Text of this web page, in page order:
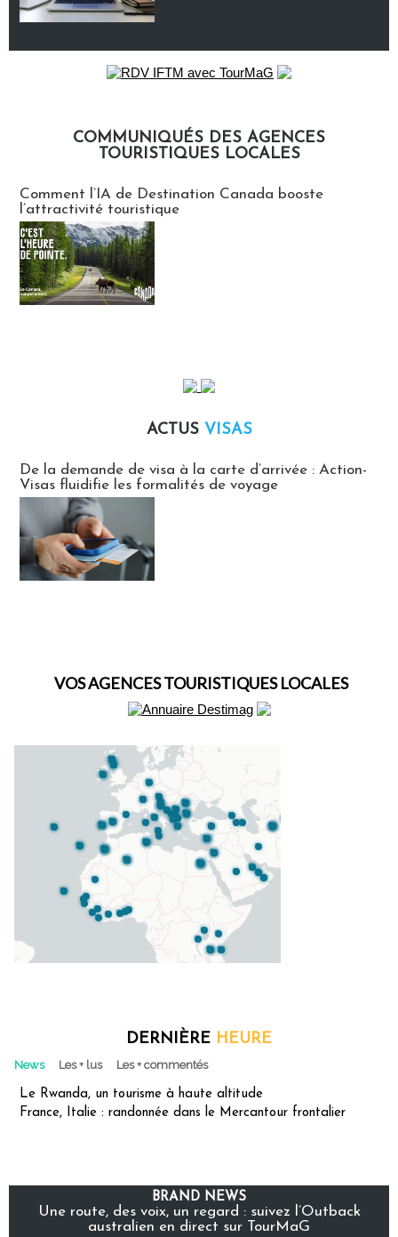
COMMUNIQUÉS DES AGENCES
TOURISTIQUES LOCALES
Comment l’IA de Destination Canada booste
l’attractivité touristique
ACTUS VISAS
De la demande de visa à la carte d’arrivée : Action-
Visas fluidifie les formalités de voyage
VOS AGENCES TOURISTIQUES LOCALES
DERNIÈRE HEURE
News Les + lus Les + commentés
Le Rwanda, un tourisme à haute altitude
France, Italie : randonnée dans le Mercantour frontalier
BRAND NEWS
Une route, des voix, un regard : suivez l’Outback
australien en direct sur TourMaG